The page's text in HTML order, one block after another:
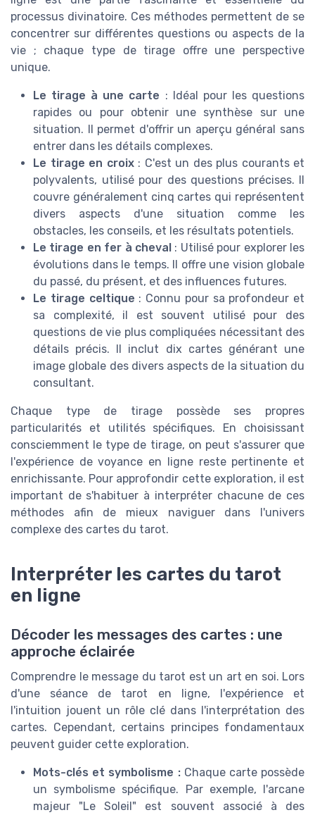
processus divinatoire. Ces méthodes permettent de se
concentrer sur différentes questions ou aspects de la
vie ; chaque type de tirage offre une perspective
unique.
Le tirage à une carte : Idéal pour les questions
rapides ou pour obtenir une synthèse sur une
situation. Il permet d'offrir un aperçu général sans
entrer dans les détails complexes.
Le tirage en croix: C'est un des plus courants et
polyvalents, utilisé pour des questions précises. Il
couvre généralement cinq cartes qui représentent
divers aspects d'une situation comme les
obstacles, les conseils, et les résultats potentiels.
Le tirage en fer à cheval : Utilisé pour explorer les
évolutions dans le temps. Il offre une vision globale
du passé, du présent, et des influences futures.
Le tirage celtique : Connu pour sa profondeur et
sa complexité, il est souvent utilisé pour des
questions de vie plus compliquées nécessitant des
détails précis. Il inclut dix cartes générant une
image globale des divers aspects de la situation du
consultant.
Chaque type de tirage possède ses propres
particularités et utilités spécifiques. En choisissant
consciemment le type de tirage, on peut s'assurer que
l'expérience de voyance en ligne reste pertinente et
enrichissante. Pour approfondir cette exploration, il est
important de s'habituer à interpréter chacune de ces
méthodes afin de mieux naviguer dans l'univers
complexe des cartes du tarot.
Interpréter les cartes du tarot
en ligne
Décoder les messages des cartes : une
approche éclairée
Comprendre le message du tarot est un art en soi. Lors
d'une séance de tarot en ligne, l'expérience et
l'intuition jouent un rôle clé dans l'interprétation des
cartes. Cependant, certains principes fondamentaux
peuvent guider cette exploration.
Mots-clés et symbolisme :Chaque carte possède
un symbolisme spécifique. Par exemple, l'arcane
majeur "Le Soleil" est souvent associé à des